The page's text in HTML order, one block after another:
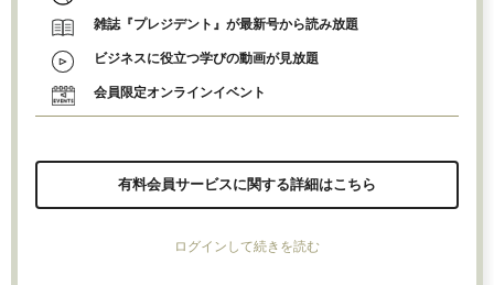
雑誌『プレジデント』が最新号から読み放題
ビジネスに役立つ学びの動画が見放題
会員限定オンラインイベント
有料会員サービスに関する詳細はこちら
ログインして続きを読む